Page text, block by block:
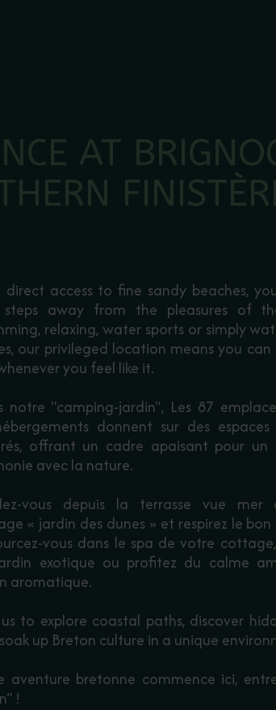
AT
direct access to fine sandy beaches,
away from the pleasures of
relaxing, water sports or simply
our privileged location means you
you feel like it.
notre "camping-jardin", Les 87
donnent sur des
offrant un cadre apaisant pour un
avec la nature.
vous depuis la terrasse vue mer
« jardin des dunes » et respirez le
vous dans le spa de votre
exotique ou profitez du calme
aromatique.
to explore coastal paths, discover
up Breton culture in a unique
aventure bretonne commence ici,
!